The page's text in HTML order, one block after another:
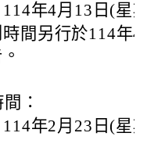
114年4月13日(星
間另行於114年
：
年2月23日(星